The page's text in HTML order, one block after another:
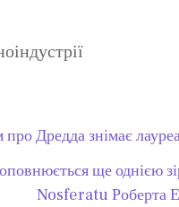
Дредда знімає
ще однією
Nosferatu Роберта